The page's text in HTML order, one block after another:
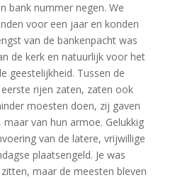
bank nummer negen. We
voor een jaar en konden
van de bankenpacht was
de kerk en natuurlijk voor het
geestelijkheid. Tussen de
rijen zaten, zaten ook
moesten doen, zij gaven
van hun armoe. Gelukkig
van de latere, vrijwillige
plaatsengeld. Je was
maar de meesten bleven